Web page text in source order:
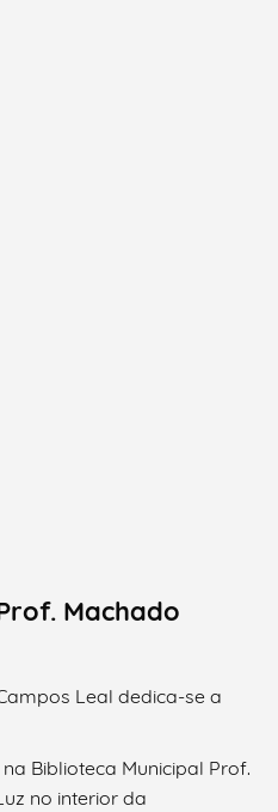
Machado
Leal dedica-se a
Biblioteca Municipal Prof.
no interior da